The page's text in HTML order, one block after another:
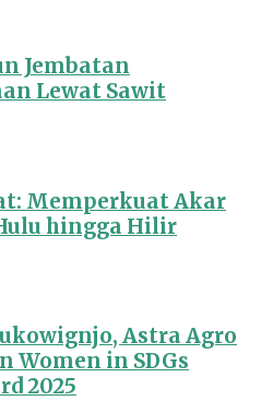
Jembatan
Lewat Sawit
Memperkuat Akar
hingga Hilir
Astra Agro
Women in SDGs
2025